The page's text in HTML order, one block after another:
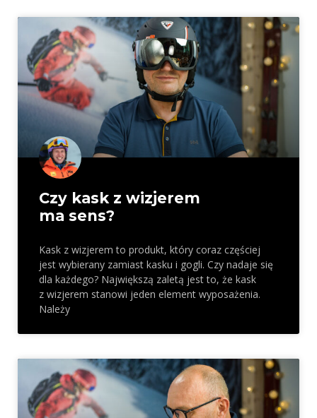
Czy kask z wizjerem
ma sens?
Kask z wizjerem to produkt, który coraz częściej
jest wybierany zamiast kasku i gogli. Czy nadaje się
dla każdego? Największą zaletą jest to, że kask
z wizjerem stanowi jeden element wyposażenia.
Należy